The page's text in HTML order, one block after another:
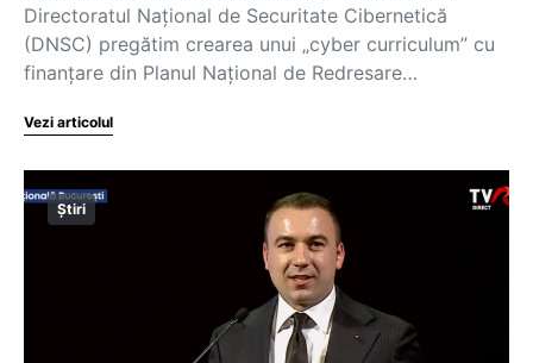
Directoratul Naţional de Securitate Cibernetică
(DNSC) pregătim crearea unui „cyber curriculum” cu
finanţare din Planul Naţional de Redresare…
Vezi articolul
Știri